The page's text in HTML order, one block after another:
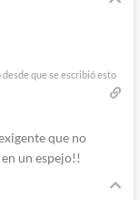
desde que se escribió esto
que no
un espejo!!